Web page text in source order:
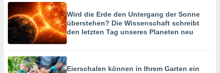
Wird die Erde den Untergang der Sonne
überstehen? Die Wissenschaft schreibt
den letzten Tag unseres Planeten neu
Eierschalen können in Ihrem Garten ein